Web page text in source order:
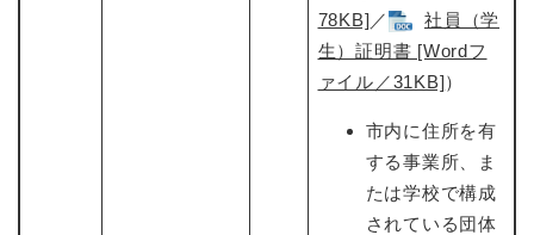
78KB] ​／
社員（学
生）証明書​ [Wordフ
ァイル／31KB]）
市内に住所を有
する事業所、ま
たは学校で構成
されている団体